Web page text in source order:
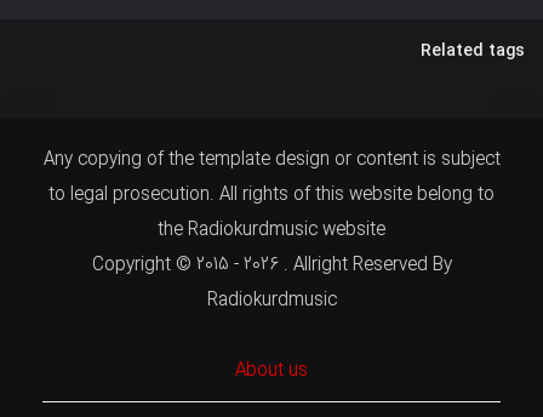
Related tags
Any copying of the template design or content is subject
to legal prosecution. All rights of this website belong to
the Radiokurdmusic website
Copyright © 2015 - 2026 . Allright Reserved By
Radiokurdmusic
About us